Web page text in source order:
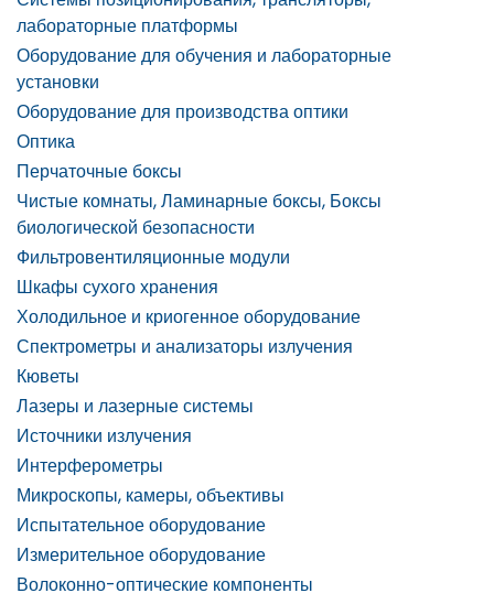
лабораторные платформы
Оборудование для обучения и лабораторные
установки
Оборудование для производства оптики
Оптика
Перчаточные боксы
Чистые комнаты, Ламинарные боксы, Боксы
биологической безопасности
Фильтровентиляционные модули
Шкафы сухого хранения
Холодильное и криогенное оборудование
Спектрометры и анализаторы излучения
Кюветы
Лазеры и лазерные системы
Источники излучения
Интерферометры
Микроскопы, камеры, объективы
Испытательное оборудование
Измерительное оборудование
Волоконно-оптические компоненты